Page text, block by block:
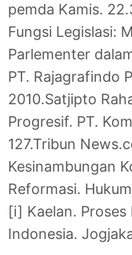
pemda Kamis.
Fungsi Legislasi:
Parlementer
PT. Rajagrafindo
2010.Satjipto
Progresif. PT.
127.Tribun
Kesinambungan
Reformasi.
[i] Kaelan. Proses
Indonesia.